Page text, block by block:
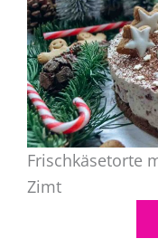
Frischkäsetorte
Zimt